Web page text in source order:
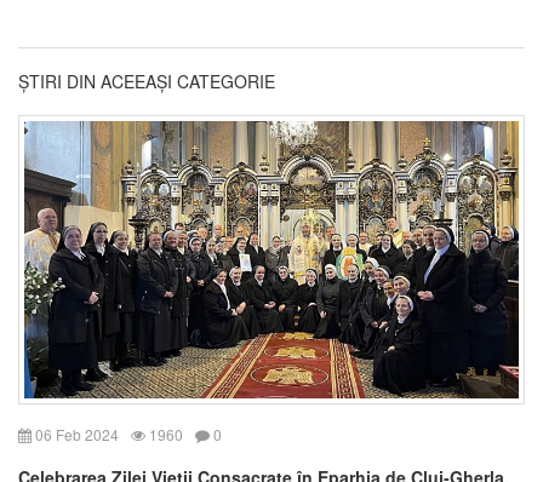
ȘTIRI DIN ACEEAȘI CATEGORIE
06 Feb 2024 1960 0